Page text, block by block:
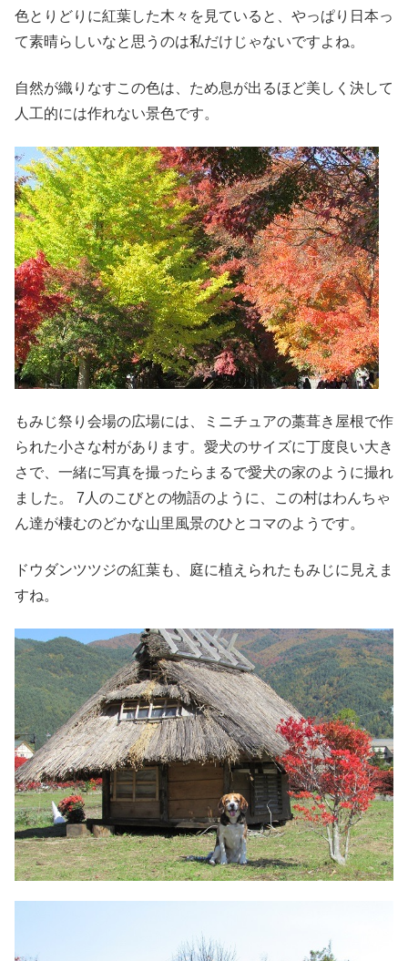
色とりどりに紅葉した木々を見ていると、やっぱり日本っ
て素晴らしいなと思うのは私だけじゃないですよね。
自然が織りなすこの色は、ため息が出るほど美しく決して
人工的には作れない景色です。
もみじ祭り会場の広場には、ミニチュアの藁葺き屋根で作
られた小さな村があります。愛犬のサイズに丁度良い大き
さで、一緒に写真を撮ったらまるで愛犬の家のように撮れ
ました。 7人のこびとの物語のように、この村はわんちゃ
ん達が棲むのどかな山里風景のひとコマのようです。
ドウダンツツジの紅葉も、庭に植えられたもみじに見えま
すね。